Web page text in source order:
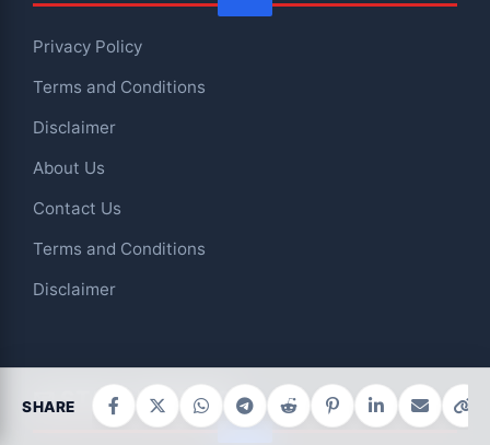
SHARE
Privacy Policy
Terms and Conditions
Disclaimer
About Us
Contact Us
Terms and Conditions
Disclaimer
📧 STAY UPDATED